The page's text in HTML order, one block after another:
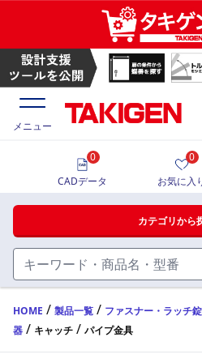
ハンドル・取手・つまみ
FA・A
蝶番・ステー・周辺機器
FB・B
価格一覧
製品カタログ
CAD一覧
メニュー
カテゴリから
0
CADデータ
0
お気に入
HOME / 製品一覧 / ファスナー・ラッチ
器 / キャッチ / パイプ金具
パイプ金具 | TAKIGEN | タキゲン